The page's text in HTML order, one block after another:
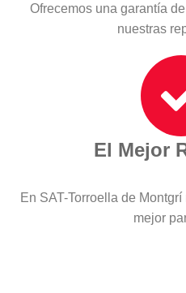
Ofrecemos una garantía
nuestras
El Mejor
En SAT-Torroella de
mejor